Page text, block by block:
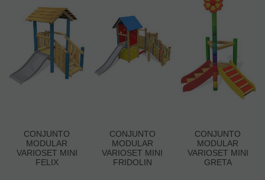
CONJUNTO
MODULAR
VARIOSET MINI
FELIX
CONJUNTO
MODULAR
VARIOSET MINI
FRIDOLIN
CONJUNTO
MODULAR
VARIOSET MINI
GRETA